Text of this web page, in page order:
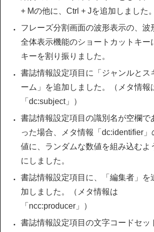
+ Mの他に、Ctrl + Jを追加しました。
フレーズ分割画面の波形表示の、波
全体表示機能のショートカットキー
キーを割り振りました。
書誌情報設定項目に「ジャンルとス
ーム」を追加しました。（メタ情報
「dc:subject」）
書誌情報設定項目の識別名が空欄で
った場合、メタ情報「dc:identifier」
値に、ランダムな数値を組み込むよ
にしました。
書誌情報設定項目に、「編集者」を
加しました。（メタ情報は
「ncc:producer」）
書誌情報設定項目の文字コードセッ